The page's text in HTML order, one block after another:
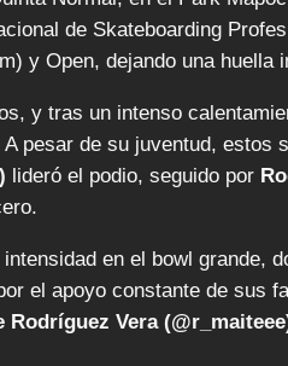
de Skateboarding
y Open, dejando una huella
y tras un intenso
pesar de su juventud,
lideró el podio, seguido por
en el bowl grande,
el apoyo constante de sus
Rodríguez Vera